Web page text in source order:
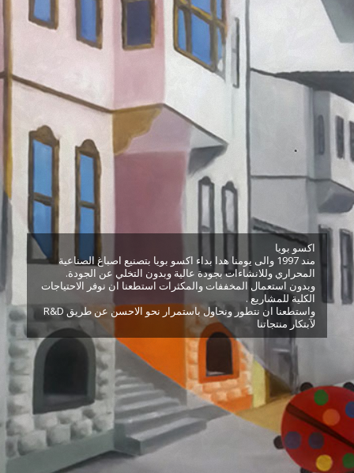
اكسو بويا
مند 1997 والى يومنا هدا بداء اكسو بويا بتصنيع اصباغ الصناعية
المحراري وللانشاءات بجودة عالية وبدون التخلي عن الجودة.
وبدون استعمال المخففات والمكثرات استطعنا ان نوفر الاحتياجات
الكلية للمشاريع .
واستطعنا ان نتطور ونحاول باستمرار نحو الاحسن عن طريق R&D
لآبتكار منتجاتنا